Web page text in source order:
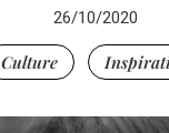
26/10/2020
Culture